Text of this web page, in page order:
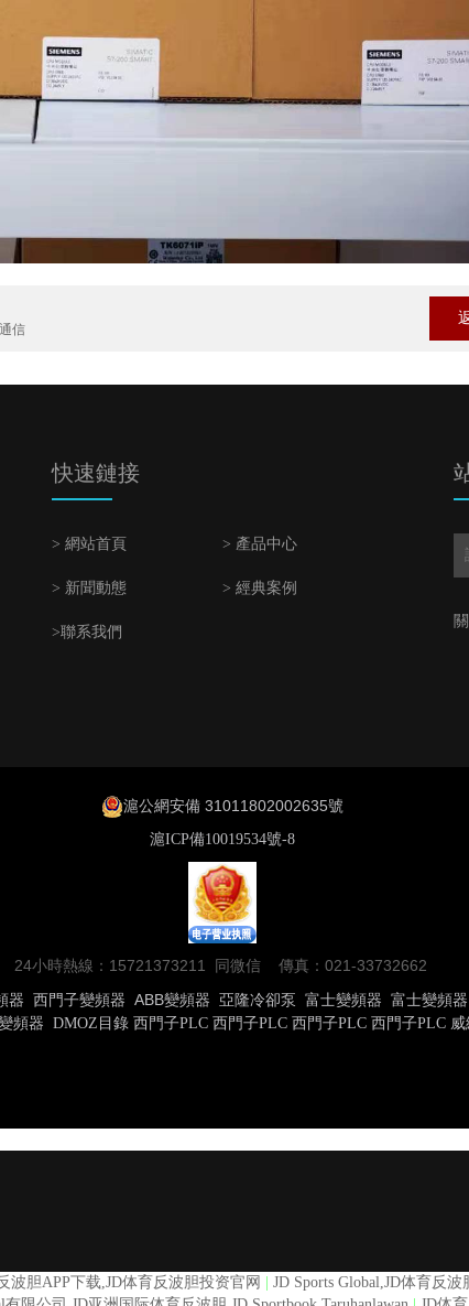
信
快速鏈接
> 網站首頁 > 產品中心
> 新聞動態 > 經典案例
>聯系我們
滬公網安備 31011802002635號
滬ICP備10019534號-8
24小時熱線：15721373211 同微信 傳真：021-33732662
器 西門子變頻器 ABB變頻器 亞隆冷卻泵 富士變頻器 富士變頻器
頻器 DMOZ目錄 西門子PLC 西門子PLC 西門子PLC 西門子PLC
波胆APP下载,JD体育反波胆投资官网
JD Sports Global,JD体育反